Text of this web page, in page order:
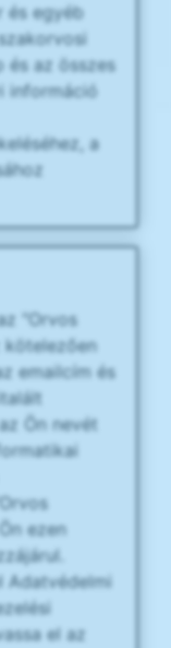
és egyéb
és az összes
információ
a
"Orvos
kötelezően
emailcím és
Ön nevét
ezen
Adatvédelmi
el az